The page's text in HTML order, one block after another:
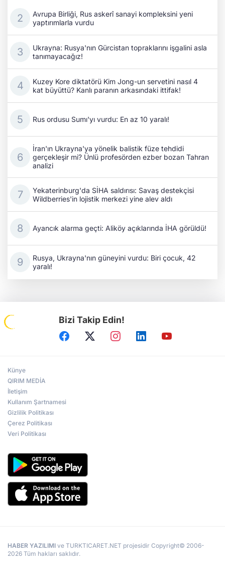
Avrupa Birliği, Rus askerî sanayi kompleksini yeni
yaptırımlarla vurdu
Ukrayna: Rusya'nın Gürcistan topraklarını işgalini asla
tanımayacağız!
Kuzey Kore diktatörü Kim Jong-un servetini nasıl 4
kat büyüttü? Kanlı paranın arkasındaki ittifak!
Rus ordusu Sumı'yı vurdu: En az 10 yaralı!
İran'ın Ukrayna'ya yönelik balistik füze tehdidi
gerçekleşir mi? Ünlü profesörden ezber bozan Tahran
analizi
Yekaterinburg'da SİHA saldırısı: Savaş destekçisi
Wildberries'in lojistik merkezi yine alev aldı
Ayancık alarma geçti: Aliköy açıklarında İHA görüldü!
Rusya, Ukrayna'nın güneyini vurdu: Biri çocuk, 42
yaralı!
Bizi Takip Edin!
Künye
QIRIM MEDİA
İletişim
Kullanım Şartnamesi
Gizlilik Politikası
Çerez Politikası
Veri Politikası
HABER YAZILIMI ve TURKTICARET.NET projesidir Copyright© 2006-
2026 Tüm hakları saklıdır.